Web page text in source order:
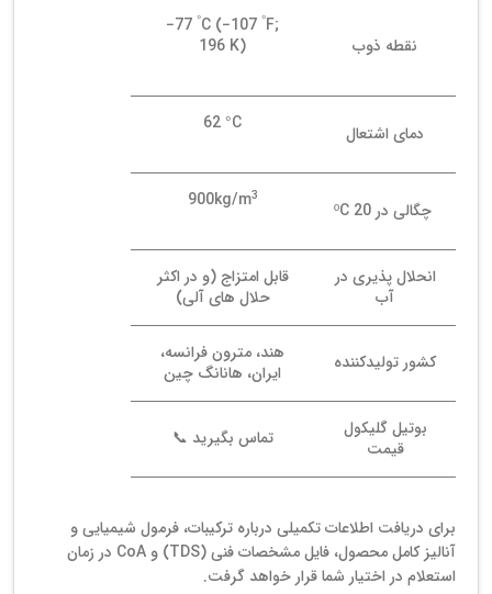
نقطه ذوب
−77 °C (−107 °F;
196 K)
دمای اشتعال 62 °C
چگالی در 20 ºC 900kg/m3
انحلال پذیری در
آب
قابل امتزاج (و در اکثر
حلال‌ های آلی)
کشور تولیدکننده
هند، مترون فرانسه،
ایران، هانانگ چین
بوتیل گلیکول
قیمت
تماس بگیرید 📞
برای دریافت اطلاعات تکمیلی درباره ترکیبات، فرمول شیمیایی و
آنالیز کامل محصول، فایل مشخصات فنی (TDS) و CoA در زمان
استعلام در اختیار شما قرار خواهد گرفت.